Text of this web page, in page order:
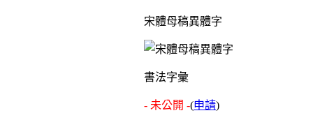
宋體母稿異體字
書法字彙
- 未公開 -(申請)